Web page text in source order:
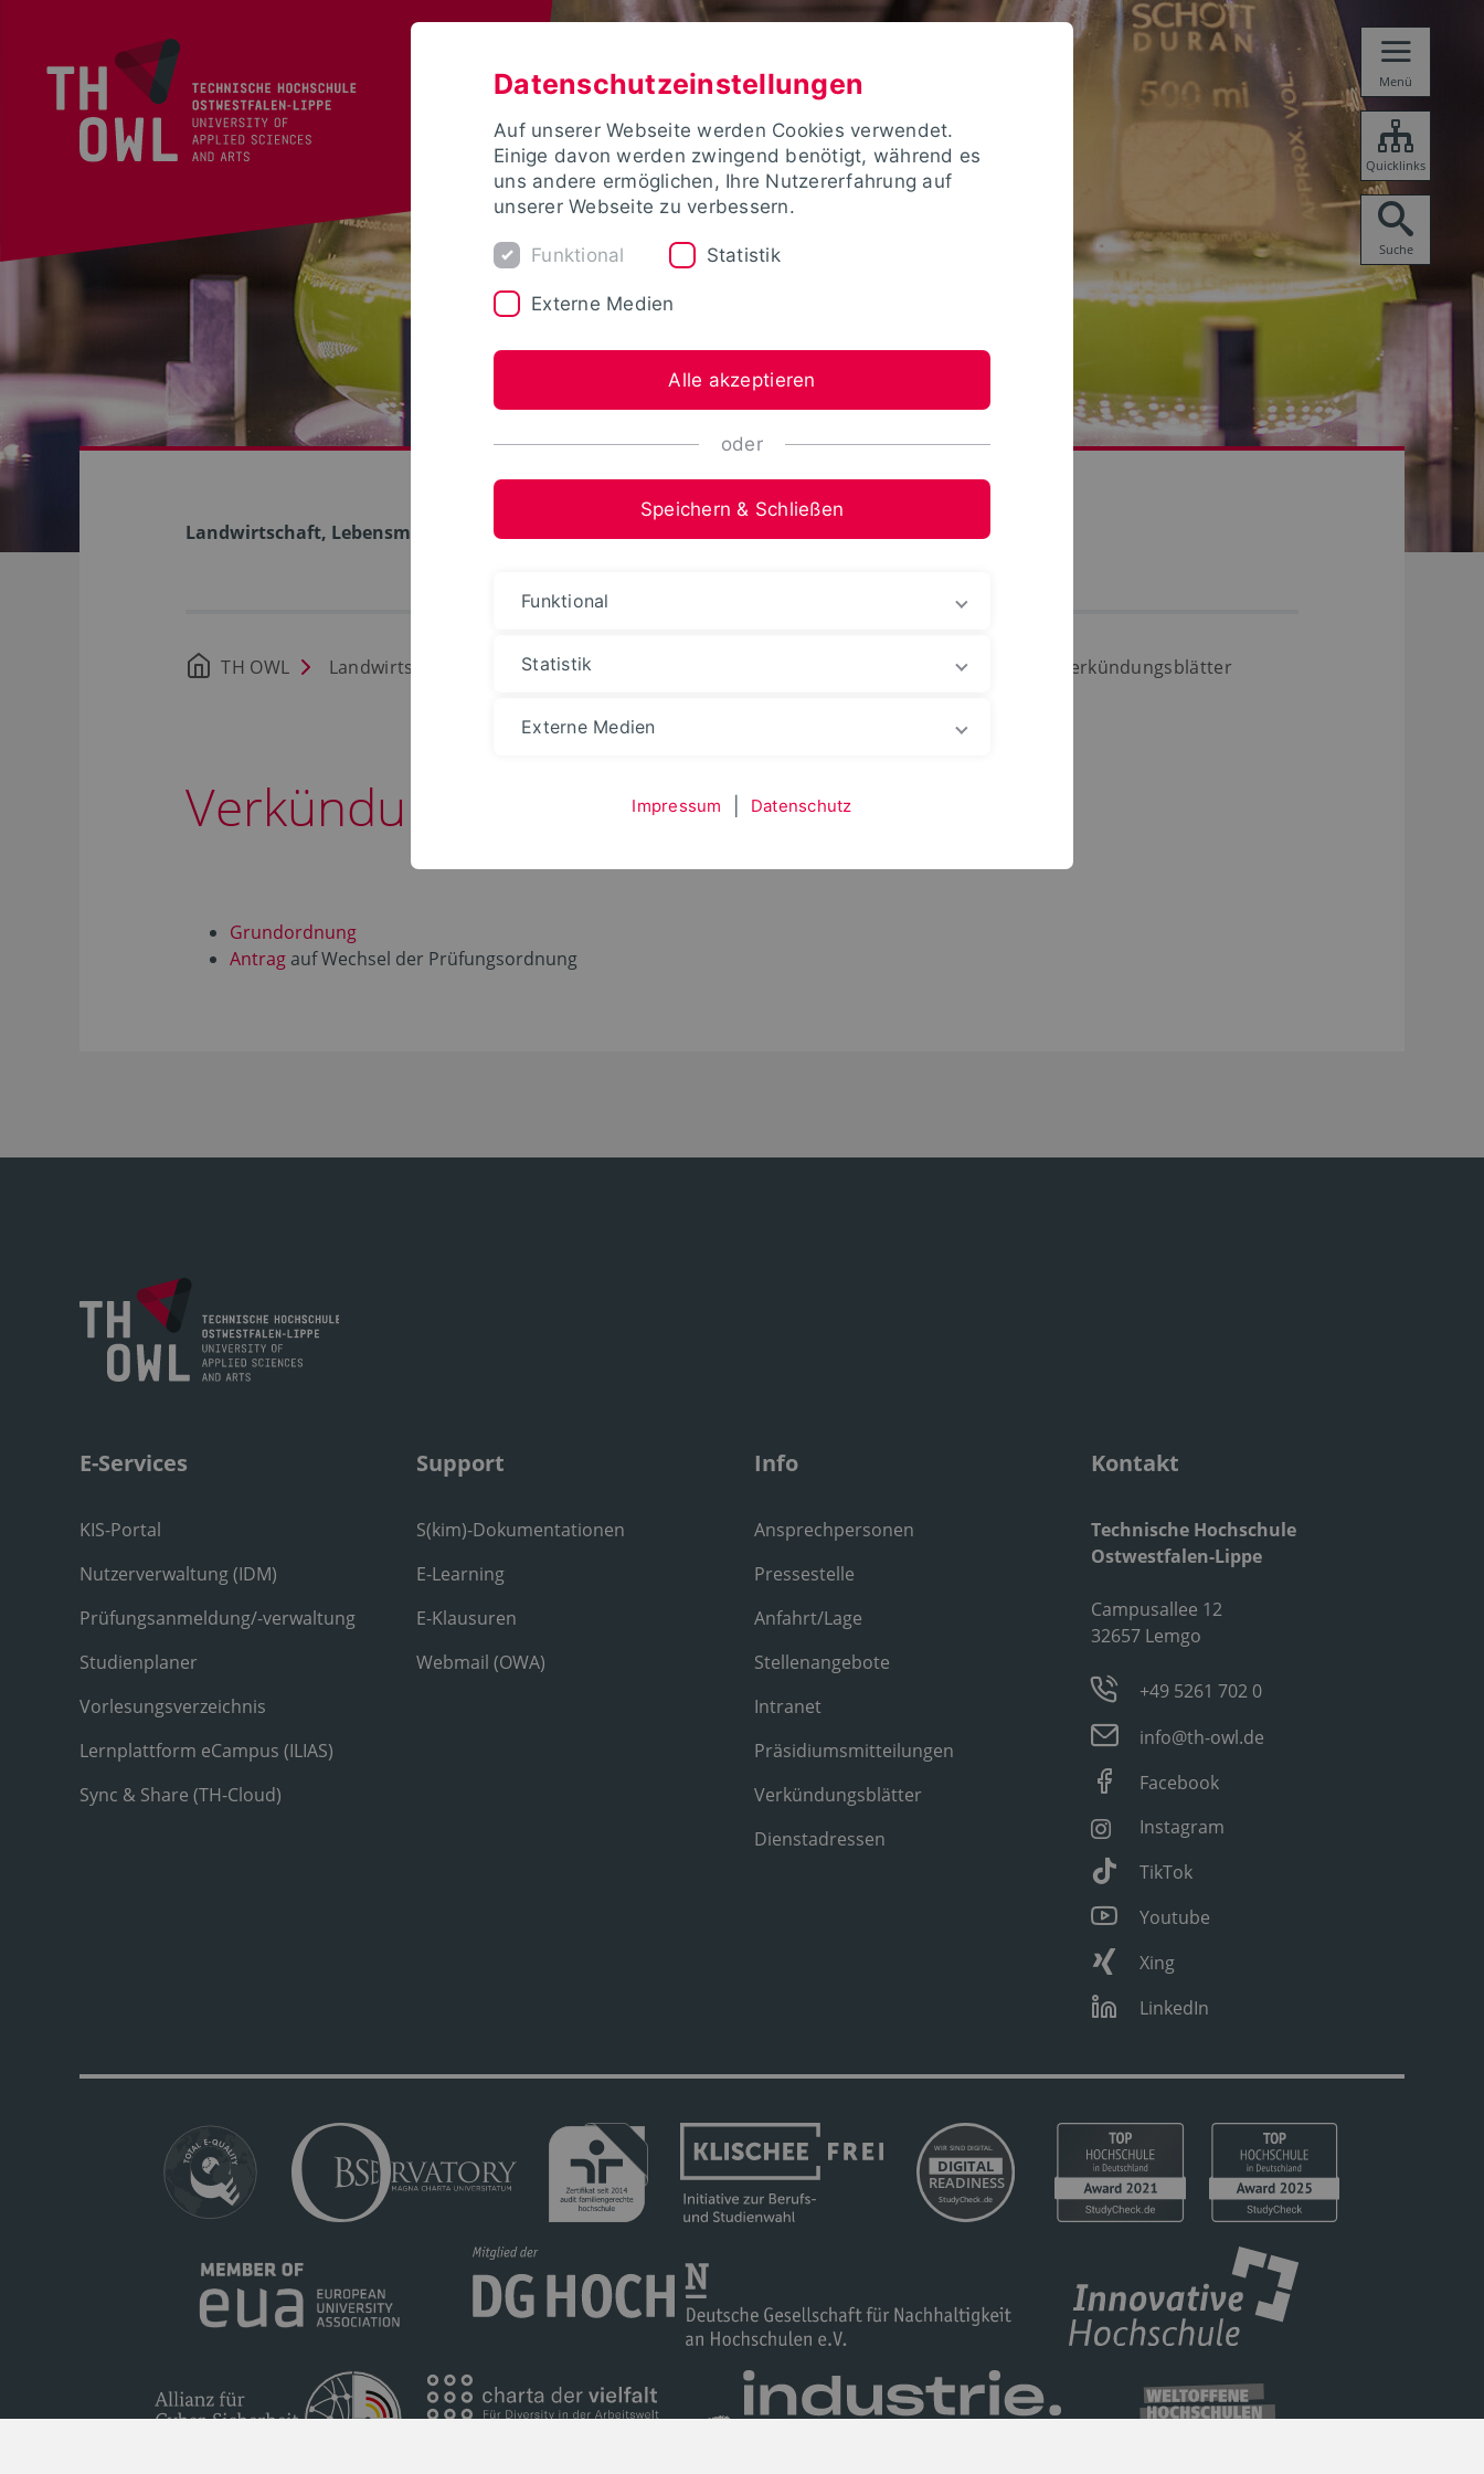
Menü
Quicklinks
Suche
Landwirtschaft, Lebensmittel, Gesundheit
TH OWL Landwirtschaft, Lebensmittel und Gesundheit Studienservice Verkündungsblätter
Verkündungsblätter
Grundordnung
Antragauf Wechsel der Prüfungsordnung
E-Services
KIS-Portal
Nutzerverwaltung (IDM)
Prüfungsanmeldung/-verwaltung
Studienplaner
Vorlesungsverzeichnis
Lernplattform eCampus (ILIAS)
Sync & Share (TH-Cloud)
Support
S(kim)-Dokumentationen
E-Learning
E-Klausuren
Webmail (OWA)
Info
Ansprechpersonen
Pressestelle
Anfahrt/Lage
Stellenangebote
Intranet
Präsidiumsmitteilungen
Verkündungsblätter
Dienstadressen
Kontakt
Technische Hochschule
Ostwestfalen-Lippe
Campusallee 12
32657 Lemgo
+49 5261 702 0
info@th-owl.de
Facebook
Instagram
TikTok
Youtube
Xing
LinkedIn
Datenschutzeinstellungen
Auf unserer Webseite werden Cookies verwendet.
Einige davon werden zwingend benötigt, während es
uns andere ermöglichen, Ihre Nutzererfahrung auf
unserer Webseite zu verbessern.
Funktional Statistik
Externe Medien
Alle akzeptieren
oder
Speichern & Schließen
Funktional
Statistik
Externe Medien
Impressum Datenschutz